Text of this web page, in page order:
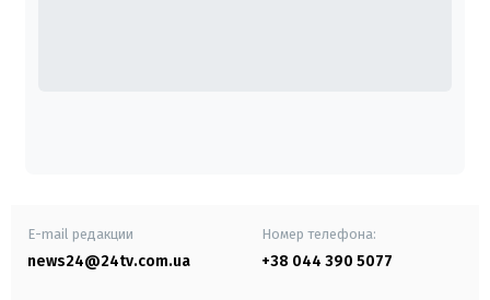
E-mail редакции
news24@24tv.com.ua
Номер телефона:
+38 044 390 5077